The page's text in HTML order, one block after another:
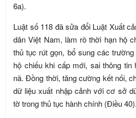
6a).
Luật số 118 đã sửa đổi Luật Xuất
dân Việt Nam, làm rõ thời hạn hộ
thủ tục rút gọn, bổ sung các
hộ chiếu khi cấp mới, sai thông tin
nã. Đồng thời, tăng cường kết nối,
dữ liệu xuất nhập cảnh với cơ sở
tờ trong thủ tục hành chính (Điều 40).